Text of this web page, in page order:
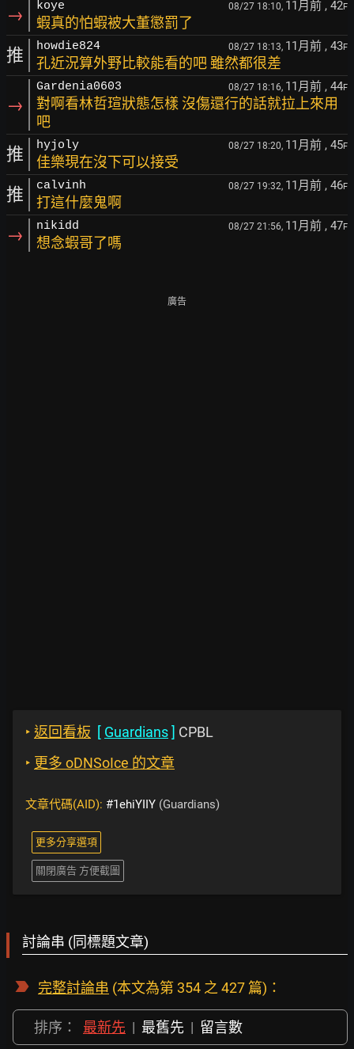
→ koye 08/27 18:10, 11月前 , 42F
蝦真的怕蝦被大董懲罰了
推 howdie824 08/27 18:13, 11月前 , 43F
孔近況算外野比較能看的吧 雖然都很差
→
Gardenia0603 08/27 18:16, 11月前 , 44F
對啊看林哲瑄狀態怎樣 沒傷還行的話就拉上來用
吧
推 hyjoly 08/27 18:20, 11月前 , 45F
佳樂現在沒下可以接受
推 calvinh 08/27 19:32, 11月前 , 46F
打這什麼鬼啊
→ nikidd 08/27 21:56, 11月前 , 47F
想念蝦哥了嗎
廣告
‣ 返回看板 [ Guardians] CPBL
‣ 更多 oDNSoIce 的文章
文章代碼(AID): #1ehiYIIY (Guardians)
更多分享選項
關閉廣告 方便截圖
討論串 (同標題文章)
完整討論串 (本文為第 354 之 427 篇)：
排序： 最新先 | 最舊先 | 留言數